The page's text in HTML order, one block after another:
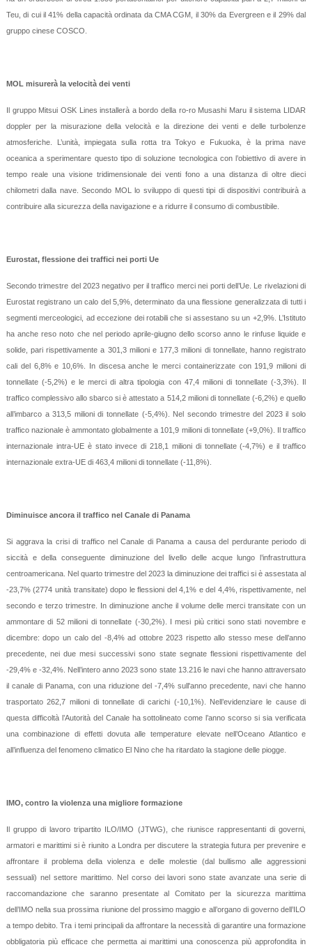
Teu, di cui il 41% della capacità ordinata da CMA CGM, il 30% da Evergreen e il 29% dal
gruppo cinese COSCO.
MOL misurerà la velocità dei venti
Il gruppo Mitsui OSK Lines installerà a bordo della ro-ro Musashi Maru il sistema LIDAR
doppler per la misurazione della velocità e la direzione dei venti e delle turbolenze
atmosferiche. L’unità, impiegata sulla rotta tra Tokyo e Fukuoka, è la prima nave
oceanica a sperimentare questo tipo di soluzione tecnologica con l’obiettivo di avere in
tempo reale una visione tridimensionale dei venti fono a una distanza di oltre dieci
chilometri dalla nave. Secondo MOL lo sviluppo di questi tipi di dispositivi contribuirà a
contribuire alla sicurezza della navigazione e a ridurre il consumo di combustibile.
Eurostat, flessione dei traffici nei porti Ue
Secondo trimestre del 2023 negativo per il traffico merci nei porti dell’Ue. Le rivelazioni di
Eurostat registrano un calo del 5,9%, determinato da una flessione generalizzata di tutti i
segmenti merceologici, ad eccezione dei rotabili che si assestano su un +2,9%. L’Istituto
ha anche reso noto che nel periodo aprile-giugno dello scorso anno le rinfuse liquide e
solide, pari rispettivamente a 301,3 milioni e 177,3 milioni di tonnellate, hanno registrato
cali del 6,8% e 10,6%. In discesa anche le merci containerizzate con 191,9 milioni di
tonnellate (-5,2%) e le merci di altra tipologia con 47,4 milioni di tonnellate (-3,3%). Il
traffico complessivo allo sbarco si è attestato a 514,2 milioni di tonnellate (-6,2%) e quello
all’imbarco a 313,5 milioni di tonnellate (-5,4%). Nel secondo trimestre del 2023 il solo
traffico nazionale è ammontato globalmente a 101,9 milioni di tonnellate (+9,0%). Il traffico
internazionale intra-UE è stato invece di 218,1 milioni di tonnellate (-4,7%) e il traffico
internazionale extra-UE di 463,4 milioni di tonnellate (-11,8%).
Diminuisce ancora il traffico nel Canale di Panama
Si aggrava la crisi di traffico nel Canale di Panama a causa del perdurante periodo di
siccità e della conseguente diminuzione del livello delle acque lungo l’infrastruttura
centroamericana. Nel quarto trimestre del 2023 la diminuzione dei traffici si è assestata al
-23,7% (2774 unità transitate) dopo le flessioni del 4,1% e del 4,4%, rispettivamente, nel
secondo e terzo trimestre. In diminuzione anche il volume delle merci transitate con un
ammontare di 52 milioni di tonnellate (-30,2%). I mesi più critici sono stati novembre e
dicembre: dopo un calo del -8,4% ad ottobre 2023 rispetto allo stesso mese dell’anno
precedente, nei due mesi successivi sono state segnate flessioni rispettivamente del
-29,4% e -32,4%. Nell’intero anno 2023 sono state 13.216 le navi che hanno attraversato
il canale di Panama, con una riduzione del -7,4% sull'anno precedente, navi che hanno
trasportato 262,7 milioni di tonnellate di carichi (-10,1%). Nell’evidenziare le cause di
questa difficoltà l’Autorità del Canale ha sottolineato come l’anno scorso si sia verificata
una combinazione di effetti dovuta alle temperature elevate nell’Oceano Atlantico e
all’influenza del fenomeno climatico El Nino che ha ritardato la stagione delle piogge.
IMO, contro la violenza una migliore formazione
Il gruppo di lavoro tripartito ILO/IMO (JTWG), che riunisce rappresentanti di governi,
armatori e marittimi si è riunito a Londra per discutere la strategia futura per prevenire e
affrontare il problema della violenza e delle molestie (dal bullismo alle aggressioni
sessuali) nel settore marittimo. Nel corso dei lavori sono state avanzate una serie di
raccomandazione che saranno presentate al Comitato per la sicurezza marittima
dell’IMO nella sua prossima riunione del prossimo maggio e all’organo di governo dell’ILO
a tempo debito. Tra i temi principali da affrontare la necessità di garantire una formazione
obbligatoria più efficace che permetta ai marittimi una conoscenza più approfondita in